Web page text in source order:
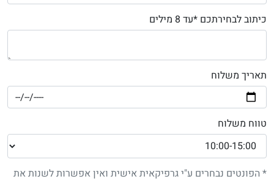
כיתוב לבחירתכם *עד 8 מילים
תאריך משלוח
טווח משלוח
* הפונטים נבחרים ע"י גרפיקאית אישית ואין אפשרות לשנות את